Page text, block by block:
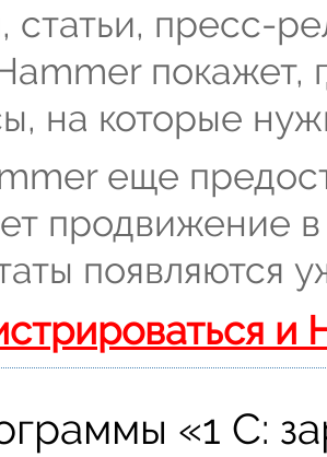
статьи, пресс-
покажет,
на которые
еще
продвижение
появляются
и
«1 C: